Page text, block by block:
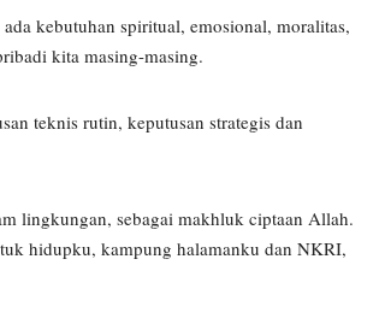
kebutuhan spiritual, emosional, moralitas,
kita masing-masing.
teknis rutin, keputusan strategis dan
lingkungan, sebagai makhluk ciptaan Allah.
hidupku, kampung halamanku dan NKRI,